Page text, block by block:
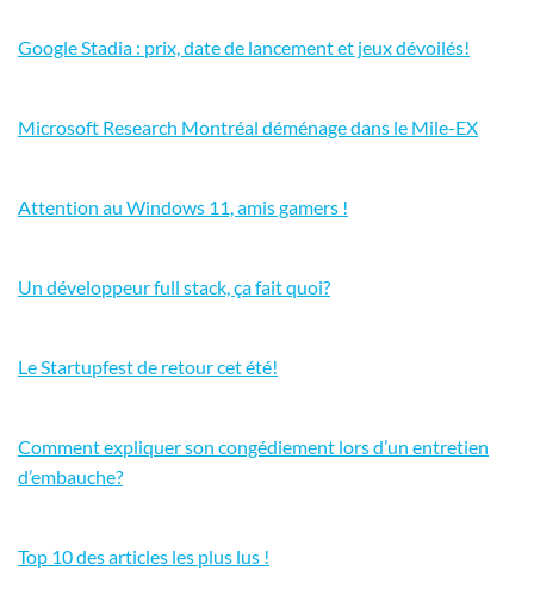
Google Stadia : prix, date de lancement et jeux dévoilés!
Microsoft Research Montréal déménage dans le Mile-EX
Attention au Windows 11, amis gamers !
Un développeur full stack, ça fait quoi?
Le Startupfest de retour cet été!
Comment expliquer son congédiement lors d’un entretien
d’embauche?
Top 10 des articles les plus lus !